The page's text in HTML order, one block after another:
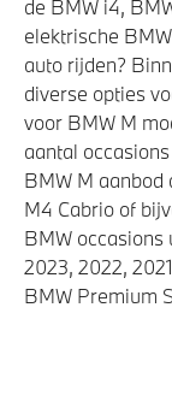
de BMW i4,
elektrische
auto rijden?
diverse opties
voor BMW M
aantal
BMW M aanbod
M4 Cabrio of
BMW
2023, 2022,
BMW Premium